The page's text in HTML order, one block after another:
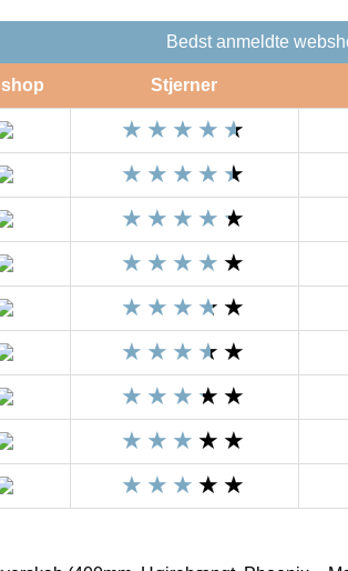
Bedst anmeldte
Stjerner